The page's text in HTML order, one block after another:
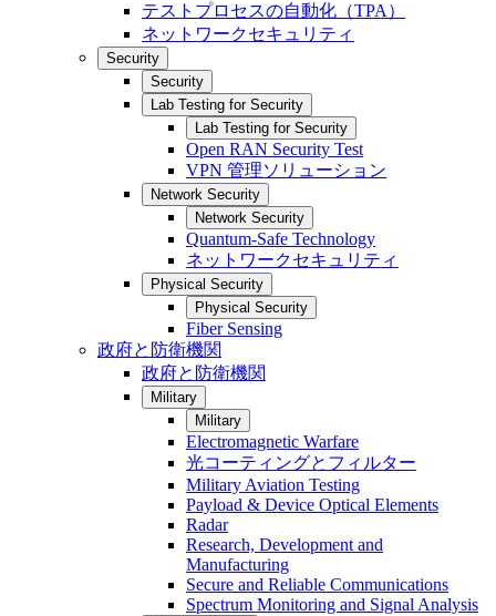
テストプロセスの自動化（TPA）
ネットワークセキュリティ
Security
Security
Lab Testing for Security
Lab Testing for Security
Open RAN Security Test
VPN 管理ソリューション
Network Security
Network Security
Quantum-Safe Technology
ネットワークセキュリティ
Physical Security
Physical Security
Fiber Sensing
政府と防衛機関
政府と防衛機関
Military
Military
Electromagnetic Warfare
光コーティングとフィルター
Military Aviation Testing
Payload & Device Optical Elements
Radar
Research, Development and
Manufacturing
Secure and Reliable Communications
Spectrum Monitoring and Signal Analysis